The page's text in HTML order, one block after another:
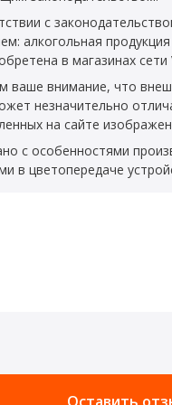
с
алкогольная
в магазинах сети
ваше внимание, что
незначительно
на сайте
с особенностями
в цветопередаче